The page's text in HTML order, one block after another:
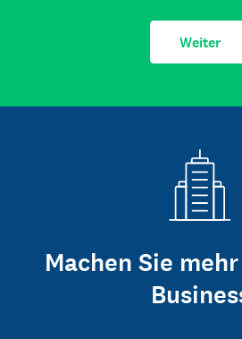
Weiter
Machen Sie